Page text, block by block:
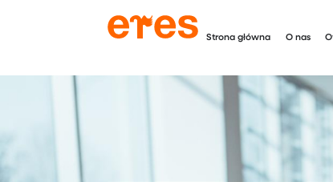
Strona główna O nas